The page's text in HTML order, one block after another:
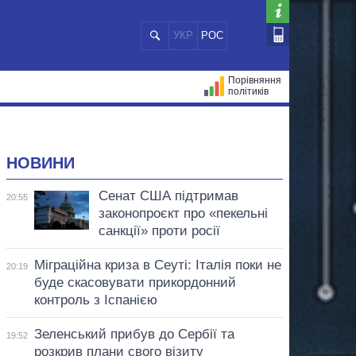
УКР РОС
Порівняння
політиків
НОВИНИ
20:55
Сенат США підтримав
законопроєкт про «пекельні
санкції» проти росії
20:19
Міграційна криза в Сеуті: Італія поки не
буде скасовувати прикордонний
контроль з Іспанією
19:52
Зеленський прибув до Сербії та
розкрив плани свого візиту